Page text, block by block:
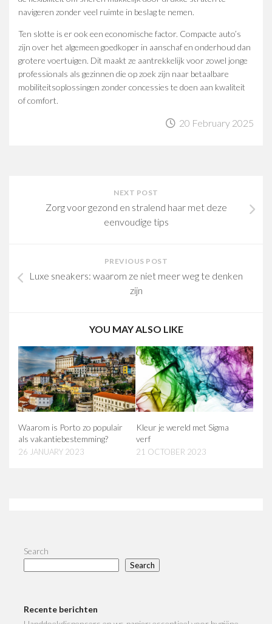
navigeren zonder veel ruimte in beslag te nemen.
Ten slotte is er ook een economische factor. Compacte auto’s
zijn over het algemeen goedkoper in aanschaf en onderhoud dan
grotere voertuigen. Dit maakt ze aantrekkelijk voor zowel jonge
professionals als gezinnen die op zoek zijn naar betaalbare
mobiliteitsoplossingen zonder concessies te doen aan kwaliteit
of comfort.
20 February 2025
NEXT POST
Zorg voor gezond en stralend haar met deze
eenvoudige tips
PREVIOUS POST
Luxe sneakers: waarom ze niet meer weg te denken
zijn
YOU MAY ALSO LIKE
Waarom is Porto zo populair
als vakantiebestemming?
26 JANUARY 2023
Kleur je wereld met Sigma
verf
21 OCTOBER 2023
Search
Search
Recente berichten